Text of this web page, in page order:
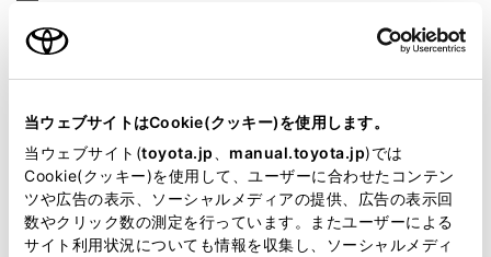
当ウェブサイトはCookie(クッキー)を使用します。
当ウェブサイト(toyota.jp manual.toyota.jp)では
Cookie(クッキー)を使用して、ユーザーに合わせたコンテン
ツや広告の表示、ソーシャルメディアの提供、広告の表示回
数やクリック数の測定を行っています。またユーザーによる
サイト利用状況についても情報を収集し、ソーシャルメディ
ヴェルファイア Z Premier 7人乗り
2400cc